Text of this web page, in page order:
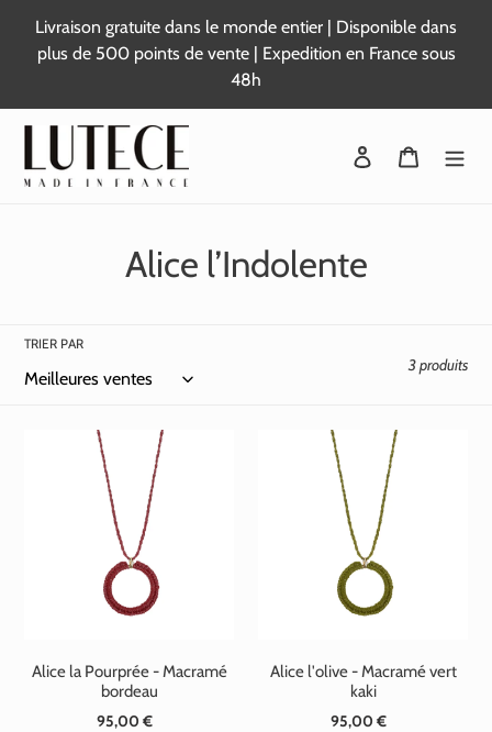
contenu
Livraison gratuite dans le monde entier | Disponible dans
plus de 500 points de vente | Expedition en France sous
48h
Se connecter
Panier
C
l
i
o
:
Alice l’Indolente
TRIER PAR
3 produits
Alice la Pourprée - Macramé
bordeau
Prix
95,00 €
Alice l'olive - Macramé vert
kaki
Prix
95,00 €